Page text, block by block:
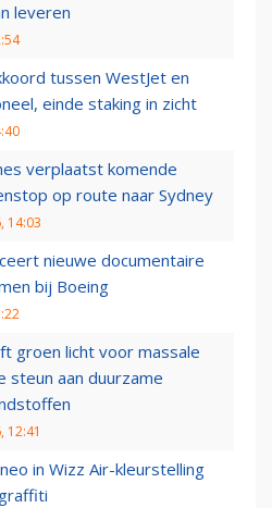
leveren
tussen WestJet en
einde staking in zicht
verplaatst komende
op route naar Sydney
14:03
nieuwe documentaire
bij Boeing
groen licht voor massale
steun aan duurzame
12:41
in Wizz Air-kleurstelling